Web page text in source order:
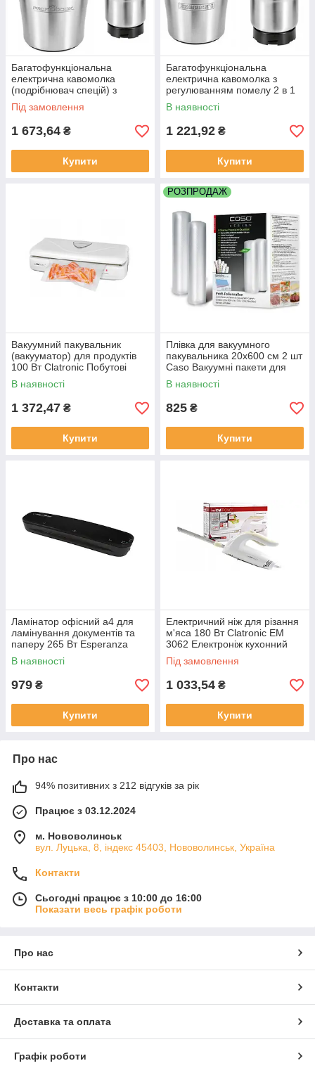
Багатофункціональна
електрична кавомолка
(подрібнювач спецій) з
регулюванням помелу 2 в 1
Profi Cook
Під замовлення
1 673,64 ₴
Купити
Багатофункціональна
електрична кавомолка з
регулюванням помелу 2 в 1
HEINRICH'S 200 Вт
Подрібнювач спецій
В наявності
1 221,92 ₴
Купити
Вакуумний пакувальник
(вакууматор) для продуктів
100 Вт Clatronic Побутові
вакуумні пакувальники
В наявності
1 372,47 ₴
Купити
РОЗПРОДАЖ
Плівка для вакуумного
пакувальника 20x600 см 2 шт
Caso Вакуумні пакети для
м'яса та риби, овочів та
фруктів
В наявності
825 ₴
Купити
Ламінатор офісний а4 для
ламінування документів та
паперу 265 Вт Esperanza
Laminator Ламінатори А4
формату
В наявності
979 ₴
Купити
Електричний ніж для різання
м'яса 180 Вт Clatronic EM
3062 Електроніж кухонний
Під замовлення
1 033,54 ₴
Купити
Про нас
94% позитивних з 212 відгуків за рік
Працює з 03.12.2024
м. Нововолинськ
вул. Луцька, 8, індекс 45403, Нововолинськ, Україна
Контакти
Сьогодні працює з 10:00 до 16:00
Показати весь графік роботи
Про нас
Контакти
Доставка та оплата
Графік роботи